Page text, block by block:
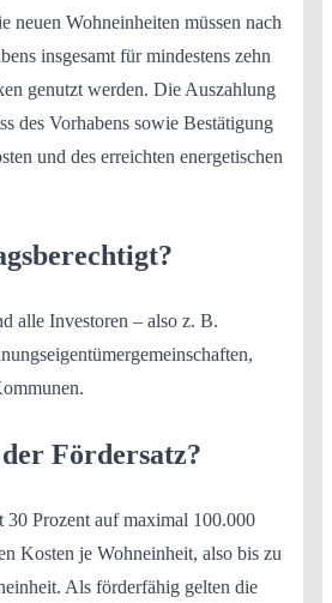
neuen Wohn­einheiten müssen nach
insgesamt für mindestens zehn
genutzt werden. Die Auszahlung
des Vorhabens sowie Bestätigung
und des erreichten energetischen
alle Investoren – also z. B.
Fördersatz?
30 Prozent auf maximal 100.000
Kosten je Wohneinheit, also bis zu
Als förderfähig gelten die